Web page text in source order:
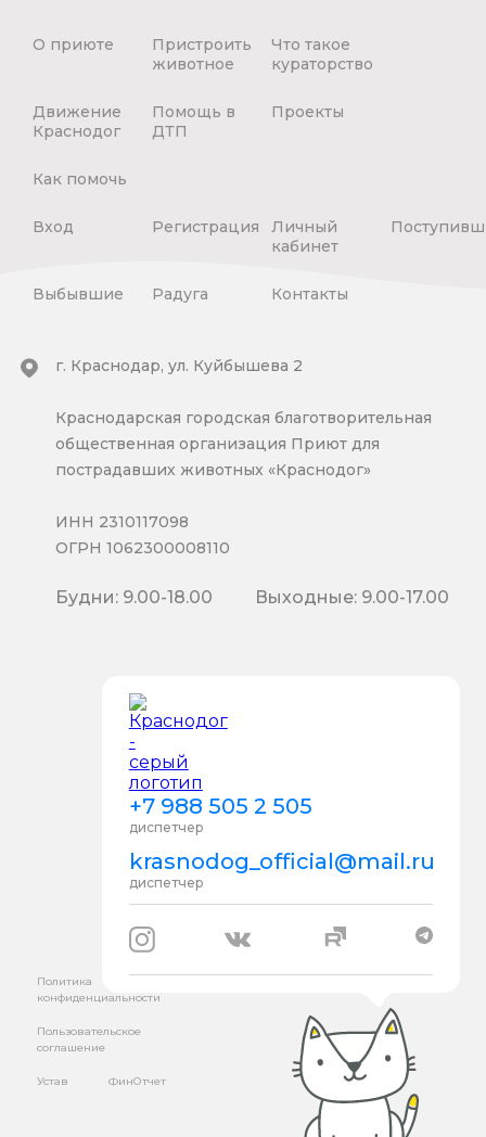
О приюте
Пристроить
животное
Что такое
кураторство
Движение
Краснодог
Помощь в
ДТП
Проекты
Как помочь
Вход Регистрация
Личный
кабинет
Выбывшие Радуга Контакты
+7 988 505 2 505
диспетчер
krasnodog_official@mail.ru
диспетчер
г. Краснодар, ул. Куйбышева 2
Краснодарская городская благотворительная
общественная организация Приют для
пострадавших животных «Краснодог»
ИНН 2310117098
ОГРН 1062300008110
Будни: 9.00-18.00 Выходные: 9.00-17.00
Политика
конфиденциальности
Пользовательское
соглашение
Устав ФинОтчет